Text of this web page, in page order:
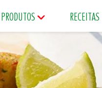
PRODUTOS RECEITAS